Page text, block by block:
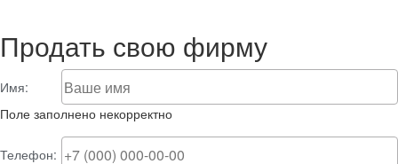
Продать свою фирму
Имя:
Поле заполнено некорректно
Телефон: